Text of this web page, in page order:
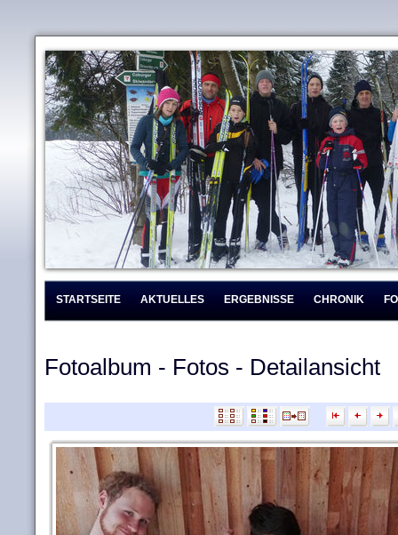
STARTSEITE AKTUELLES ERGEBNISSE CHRONIK
Fotoalbum - Fotos - Detailansicht